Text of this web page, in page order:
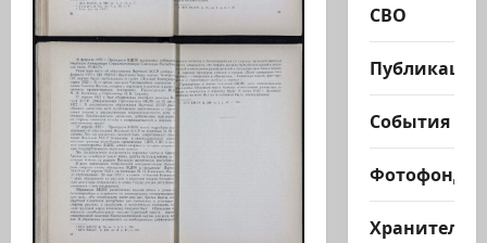
СВО
Публикации
События
Фотофонд
Хранители